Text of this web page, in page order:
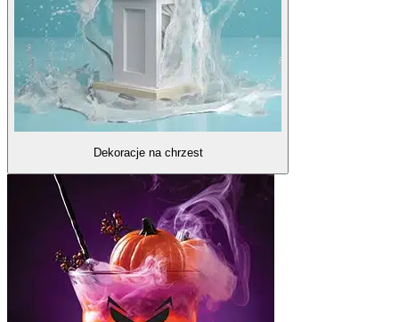
Dekoracje na chrzest